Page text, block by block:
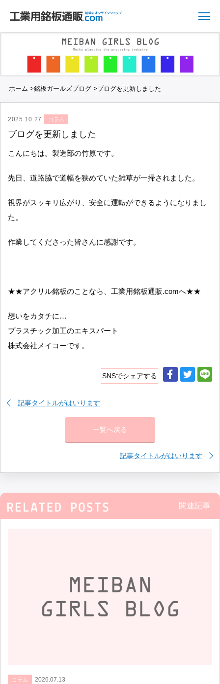
ホーム >銘板ガールズブログ>ブログを更新しました
2025.10.27 コラム
ブログを更新しました
こんにちは。製造部の竹原です。
先日、道路脇で道幅を狭めていた雑草が一掃されました。
視界がスッキリ広がり、安全に運転ができるようになりまし
た。
作業してくださった皆さんに感謝です。
★★アクリル銘板のことなら、工業用銘板通販.comへ★★
想いをカタチに…
プラスチック加工のエキスパート
株式会社メイコーです。
SNSでシェアする
記事タイトルがはいります
一覧へ戻る
記事タイトルがはいります
関連記事
コラム 2026.07.13